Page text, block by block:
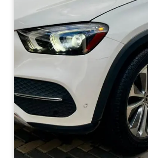
Haz clic aquí